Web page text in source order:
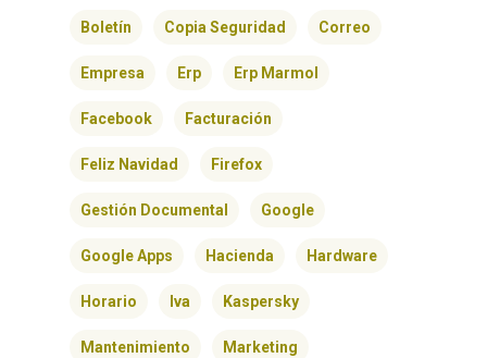
Boletín Copia Seguridad Correo
Empresa Erp Erp Marmol
Facebook Facturación
Feliz Navidad Firefox
Gestión Documental Google
Google Apps Hacienda Hardware
Horario Iva Kaspersky
Mantenimiento Marketing
BLOG
CONTACTO